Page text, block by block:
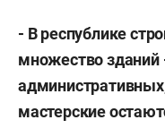
- В республике
множество
мастерские